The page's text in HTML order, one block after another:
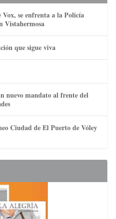
se enfrenta a la Policía
Vistahermosa
que sigue viva
nuevo mandato al frente del
Ciudad de El Puerto de Vóley